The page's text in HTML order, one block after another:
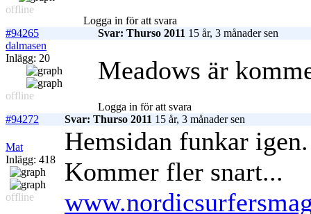
offline
Logga in för att svara
#94265
Svar: Thurso 2011 15 år, 3 månader sen
dalmasen
Inlägg: 20
offline
Meadows är
Logga in för att svara
#94272
Svar: Thurso 2011 15 år, 3 månader sen
Mat
Inlägg: 418
offline
Hemsidan funkar
Kommer fler snart...